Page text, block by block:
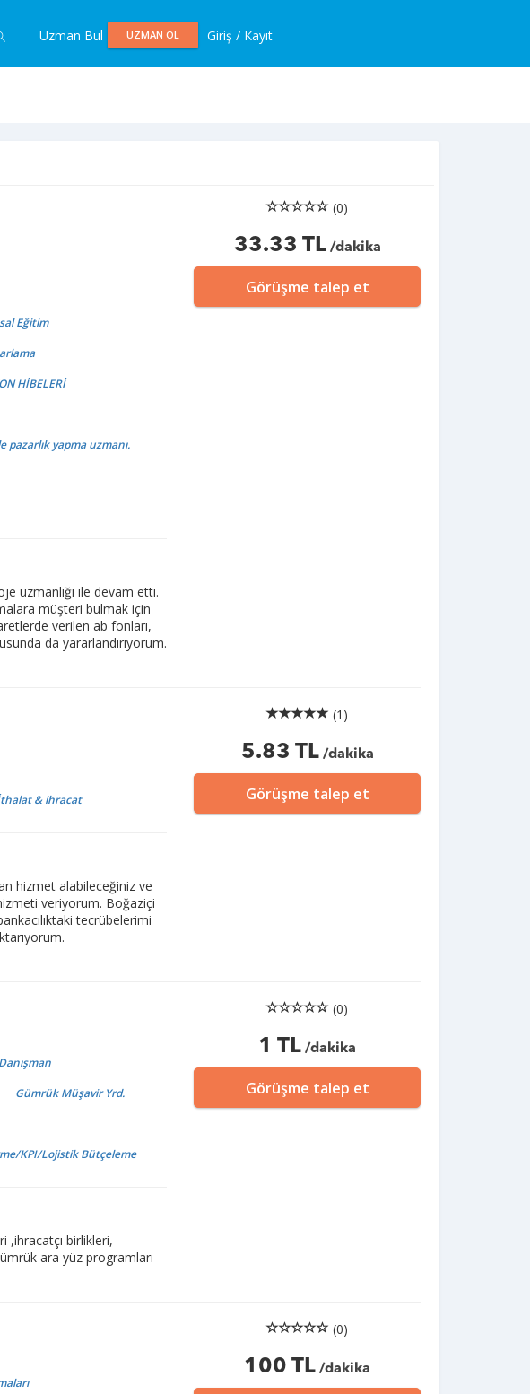
Uzman Bul UZMAN OL Giriş / Kayıt
Eğitim
HİBELERİ
yapma uzmanı.
uzmanlığı ile devam etti.
müşteri bulmak için
verilen ab fonları,
da yararlandırıyorum.
(0)
33.33 TL/dakika
Görüşme talep et
& ihracat
hizmet alabileceğiniz ve
veriyorum. Boğaziçi
tecrübelerimi
(1)
5.83 TL/dakika
Görüşme talep et
Gümrük Müşavir Yrd.
KPI/Lojistik Bütçeleme
,ihracatçı birlikleri,
ara yüz programları
(0)
1 TL /dakika
Görüşme talep et
(0)
100 TL /dakika